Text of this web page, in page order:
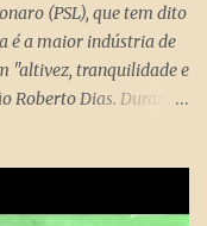
(PSL), que tem dito
é a maior indústria de
"altivez, tranquilidade e
Roberto Dias. Durante